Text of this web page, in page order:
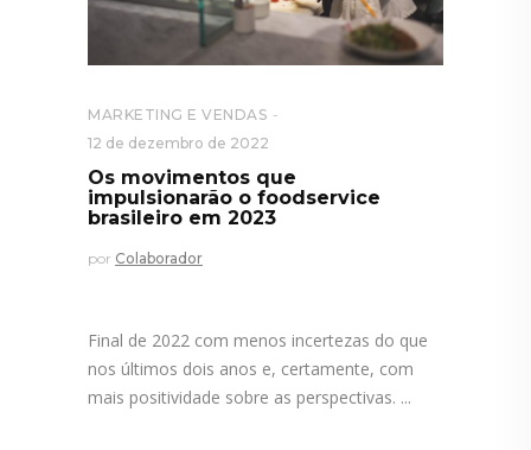
MARKETING E VENDAS
12 de dezembro de 2022
Os movimentos que
impulsionarão o foodservice
brasileiro em 2023
por Colaborador
Final de 2022 com menos incertezas do que
nos últimos dois anos e, certamente, com
mais positividade sobre as perspectivas.